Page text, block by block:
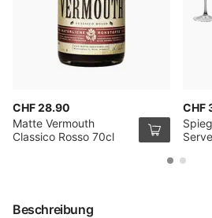
CHF 28.90
Matte Vermouth
Classico Rosso 70cl
CHF
4er-
Beschreibung